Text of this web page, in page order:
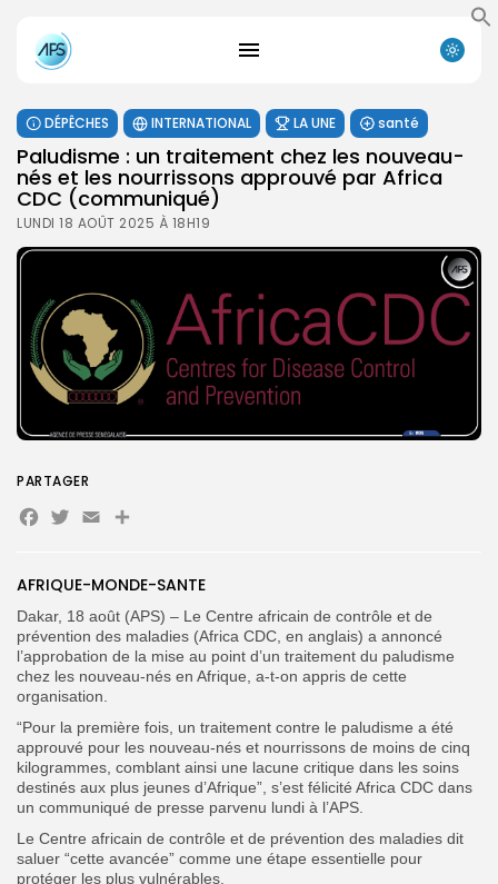
for:
FR
DÉPÊCHES INTERNATIONAL LA UNE santé
Paludisme : un traitement chez les nouveau-
nés et les nourrissons approuvé par Africa
CDC (communiqué)
LUNDI 18 AOÛT 2025 À 18H19
AFRIQUE-MONDE-SANTE
Dakar, 18 août (APS) – Le Centre africain de contrôle et de
prévention des maladies (Africa CDC, en anglais) a annoncé
l’approbation de la mise au point d’un traitement du paludisme
chez les nouveau-nés en Afrique, a-t-on appris de cette
organisation.
“Pour la première fois, un traitement contre le paludisme a été
approuvé pour les nouveau-nés et nourrissons de moins de cinq
kilogrammes, comblant ainsi une lacune critique dans les soins
destinés aux plus jeunes d’Afrique”, s’est félicité Africa CDC dans
un communiqué de presse parvenu lundi à l’APS.
Le Centre africain de contrôle et de prévention des maladies dit
saluer “cette avancée” comme une étape essentielle pour
protéger les plus vulnérables.
PARTAGER
Facebook
Twitter
EmailPartager